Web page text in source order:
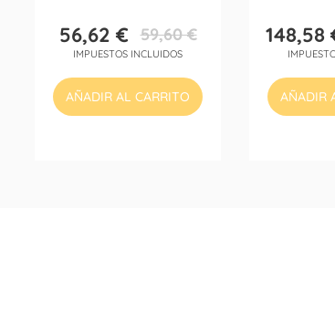
Precio
56,62 €Precio
base
59,60 €
IMPUESTOS INCLUIDOS
AÑADIR AL CARRITO
148,58
AÑADIR